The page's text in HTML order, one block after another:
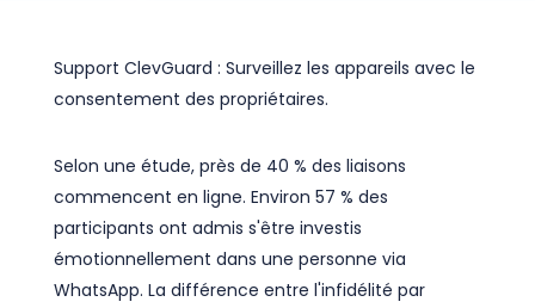
Support ClevGuard : Surveillez les appareils avec le
consentement des propriétaires.
Selon une étude, près de 40 % des liaisons
commencent en ligne. Environ 57 % des
participants ont admis s'être investis
émotionnellement dans une personne via
WhatsApp. La différence entre l'infidélité par